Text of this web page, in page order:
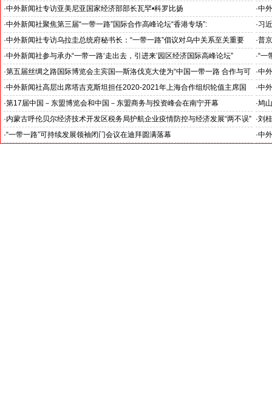
·中外新闻社专访亚美尼亚国家经济部部长瓦罕•科罗比扬 ·中
民议
·中外新闻社聚焦第三届“一带一路”国际合作高峰论坛“香港专场”: ·习
·中外新闻社专访乌拉圭总统府秘书长：“一带一路”倡议对乌中关系至关重要 ·普
·中外新闻社参与承办“一带一路‘走出去，引进来’园区经济国际高峰论坛” ·“一
--中
·第五届丝绸之路国际博览会主宾国—斯洛伐克大使为“中国一带一路 合作与可
持续发展研究院”揭牌
·中
动
·中外新闻社高层出席塔吉克斯坦担任2020-2021年上海合作组织轮值主席国
新闻发布会
·中
路”
·第17届中国－东盟博览会和中国－东盟商务与投资峰会在南宁开幕 ·鸠
·内蒙古呼伦贝尔经济技术开发区税务局护航企业疫情防控与经济发展“两不误” ·刘
·“一带一路”可持续发展领袖闭门会议在迪拜圆满落幕 ·中